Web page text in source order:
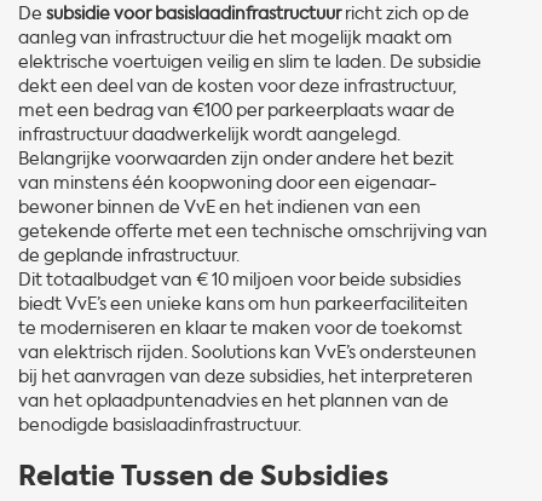
De subsidie voor basislaadinfrastructuurricht zich op de
aanleg van infrastructuur die het mogelijk maakt om
elektrische voertuigen veilig en slim te laden. De subsidie
dekt een deel van de kosten voor deze infrastructuur,
met een bedrag van €100 per parkeerplaats waar de
infrastructuur daadwerkelijk wordt aangelegd.
Belangrijke voorwaarden zijn onder andere het bezit
van minstens één koopwoning door een eigenaar-
bewoner binnen de VvE en het indienen van een
getekende offerte met een technische omschrijving van
de geplande infrastructuur.
Dit totaalbudget van € 10 miljoen voor beide subsidies
biedt VvE’s een unieke kans om hun parkeerfaciliteiten
te moderniseren en klaar te maken voor de toekomst
van elektrisch rijden. Soolutions kan VvE’s ondersteunen
bij het aanvragen van deze subsidies, het interpreteren
van het oplaadpuntenadvies en het plannen van de
benodigde basislaadinfrastructuur.
Relatie Tussen de Subsidies